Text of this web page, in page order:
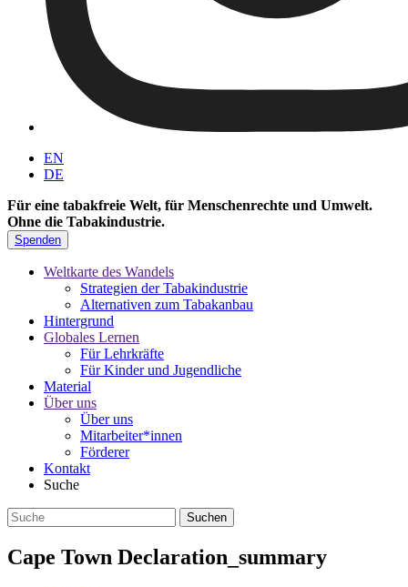
EN
DE
Für eine tabakfreie Welt, für Menschenrechte und Umwelt.
Ohne die Tabakindustrie.
Spenden
Weltkarte des Wandels
Strategien der Tabakindustrie
Alternativen zum Tabakanbau
Hintergrund
Globales Lernen
Für Lehrkräfte
Für Kinder und Jugendliche
Material
Über uns
Über uns
Mitarbeiter*innen
Förderer
Kontakt
Suche
Cape Town Declaration_summary